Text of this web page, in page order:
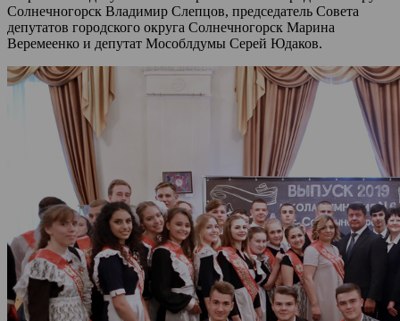
Солнечногорск Владимир Слепцов, председатель Совета
депутатов городского округа Солнечногорск Марина
Веремеенко и депутат Мособлдумы Серей Юдаков.